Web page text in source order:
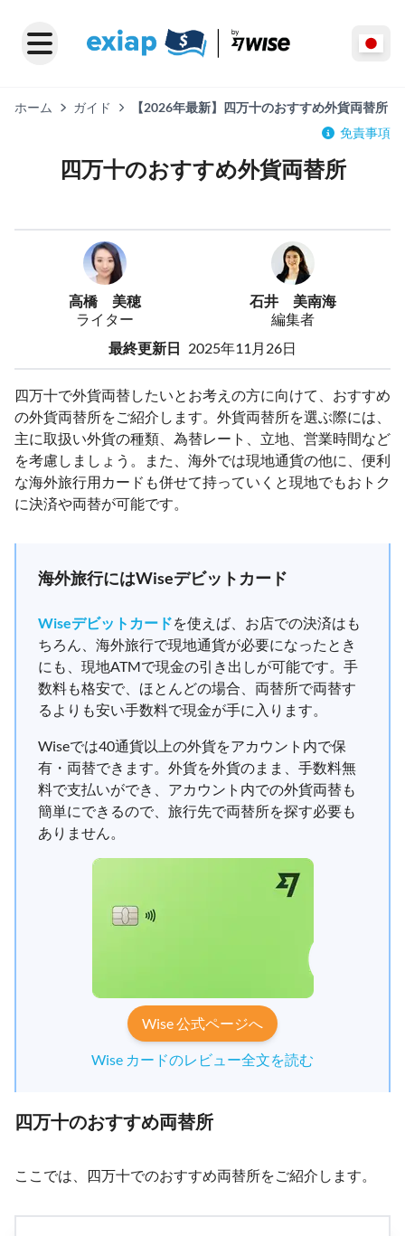
ホーム ガイド
【2026年最新】四万十のおすすめ外貨両替所
免責事項
四万十のおすすめ外貨両替所
高橋 美穂
ライター
石井 美南海
編集者
最終更新日 2025年11月26日
四万十で外貨両替したいとお考えの方に向けて、おすすめ
の外貨両替所をご紹介します。外貨両替所を選ぶ際には、
主に取扱い外貨の種類、為替レート、立地、営業時間など
を考慮しましょう。また、海外では現地通貨の他に、便利
な海外旅行用カードも併せて持っていくと現地でもおトク
に決済や両替が可能です。
海外旅行にはWiseデビットカード
Wiseデビットカードを使えば、お店での決済はも
ちろん、海外旅行で現地通貨が必要になったとき
にも、現地ATMで現金の引き出しが可能です。手
数料も格安で、ほとんどの場合、両替所で両替す
るよりも安い手数料で現金が手に入ります。
Wiseでは40通貨以上の外貨をアカウント内で保
有・両替できます。外貨を外貨のまま、手数料無
料で支払いができ、アカウント内での外貨両替も
簡単にできるので、旅行先で両替所を探す必要も
ありません。
Wise 公式ページへ
Wise カードのレビュー全文を読む
四万十のおすすめ両替所
ここでは、四万十でのおすすめ両替所をご紹介します。